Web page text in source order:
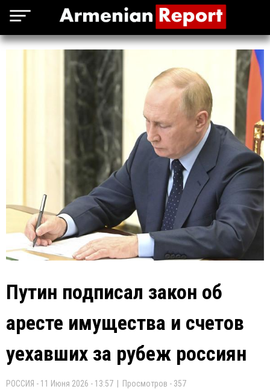
Путин подписал закон об
аресте имущества и счетов
уехавших за рубеж россиян
РОССИЯ - 11 Июня 2026 - 13:57 | Просмотров - 357